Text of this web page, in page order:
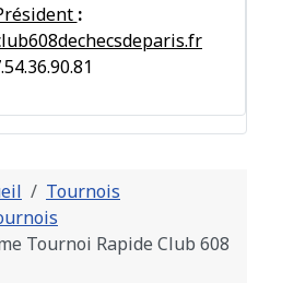
:
Tournois
Tournoi Rapide Club 608